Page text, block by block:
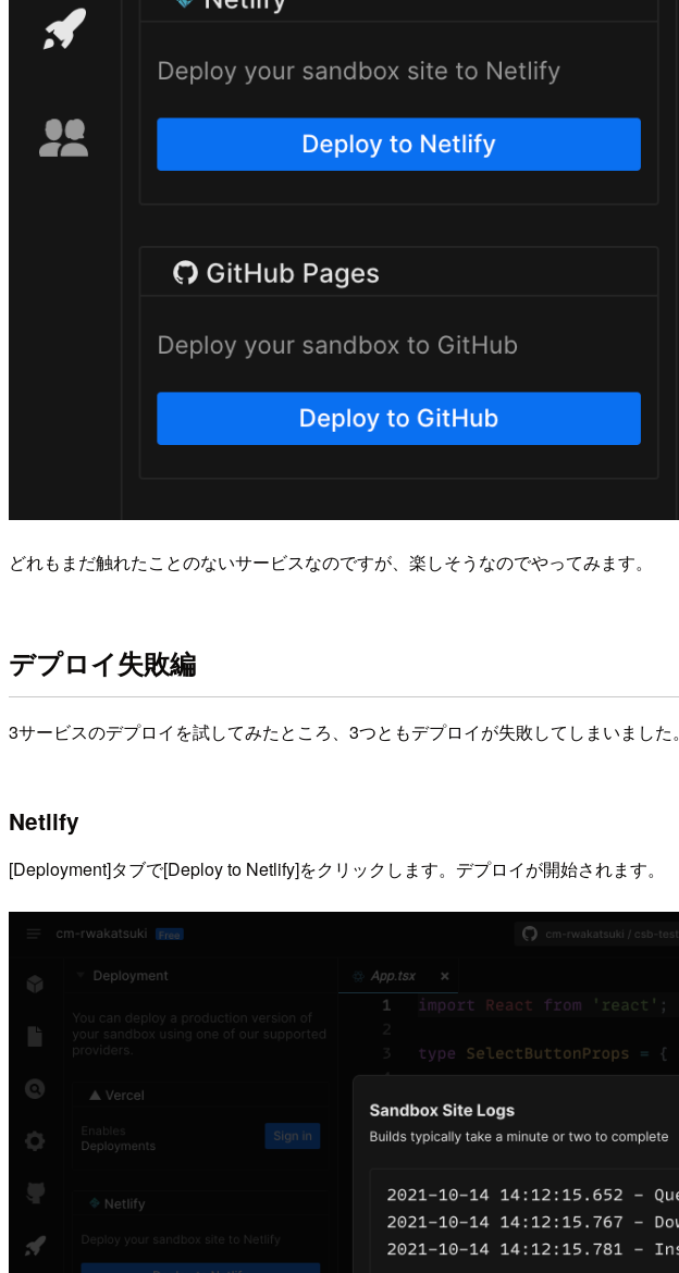
どれもまだ触れたことのないサービスなのですが、楽しそうなのでやってみます。
デプロイ失敗編
3サービスのデプロイを試してみたところ、3つともデプロイが失敗してしまいました。
Netlify
[Deployment]タブで[Deploy to Netlify]をクリックします。デプロイが開始されます。